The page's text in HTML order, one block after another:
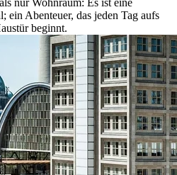
ein Abenteuer, das jeden Tag aufs
beginnt.